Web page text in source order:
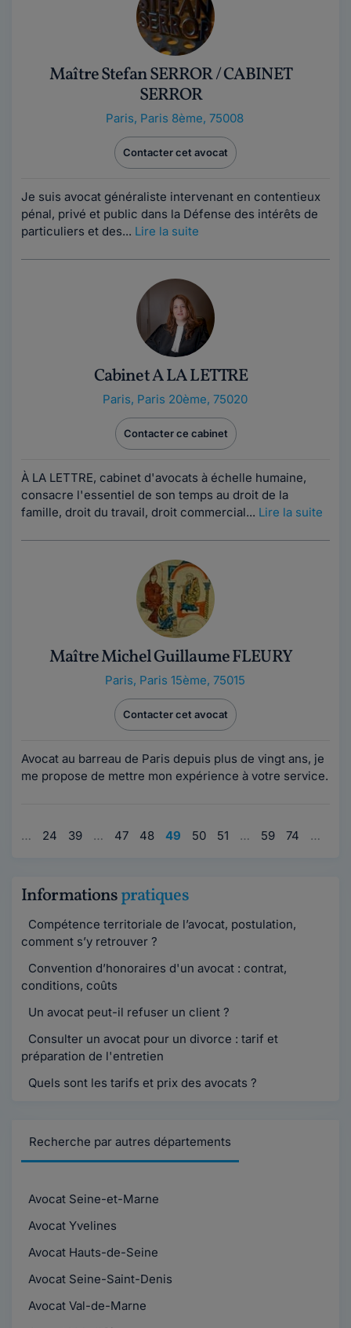
Maître Stefan SERROR / CABINET
SERROR
Paris, Paris 8ème, 75008
Contacter cet avocat
Je suis avocat généraliste intervenant en contentieux
pénal, privé et public dans la Défense des intérêts de
particuliers et des... Lire la suite
Cabinet A LA LETTRE
Paris, Paris 20ème, 75020
Contacter ce cabinet
À LA LETTRE, cabinet d'avocats à échelle humaine,
consacre l'essentiel de son temps au droit de la
famille, droit du travail, droit commercial... Lire la suite
Maître Michel Guillaume FLEURY
Paris, Paris 15ème, 75015
Contacter cet avocat
Avocat au barreau de Paris depuis plus de vingt ans, je
me propose de mettre mon expérience à votre service.
… 24 39 … 47 48 49 50 51 … 59 74 …
Informationspratiques
Compétence territoriale de l’avocat, postulation,
comment s’y retrouver ?
Convention d’honoraires d'un avocat : contrat,
conditions, coûts
Un avocat peut-il refuser un client ?
Consulter un avocat pour un divorce : tarif et
préparation de l'entretien
Quels sont les tarifs et prix des avocats ?
Recherche par autres départements
Avocat Seine-et-Marne
Avocat Yvelines
Avocat Hauts-de-Seine
Avocat Seine-Saint-Denis
Avocat Val-de-Marne